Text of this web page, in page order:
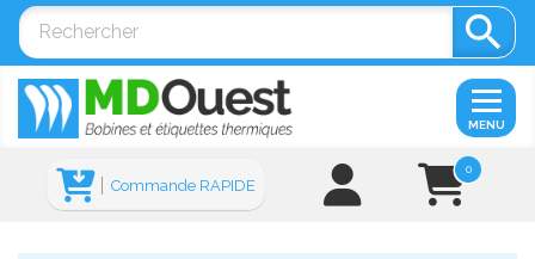

0
Commande RAPIDE
MENU